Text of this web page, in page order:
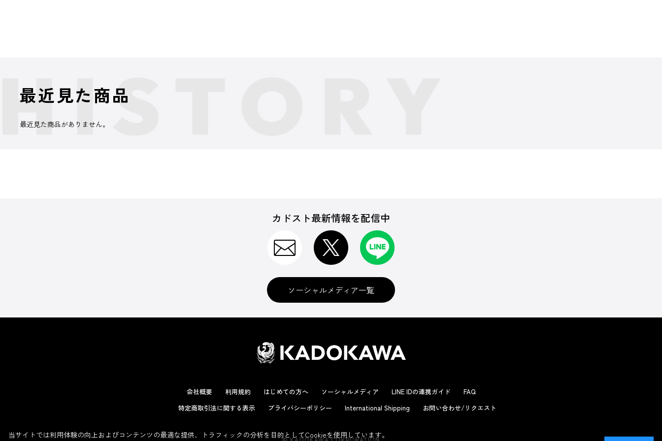
最近見た商品
最近見た商品がありません。
カドスト最新情報を配信中
ソーシャルメディア一覧
会社概要 利用規約 はじめての方へ ソーシャルメディア LINE IDの連携ガイド
FAQ
特定商取引法に関する表示
プライバシーポリシー International Shipping お問い合わせ/リクエスト
当サイトでは利用体験の向上およびコンテンツの最適な提供、トラフィックの分析を目的としてCookieを使用しています。